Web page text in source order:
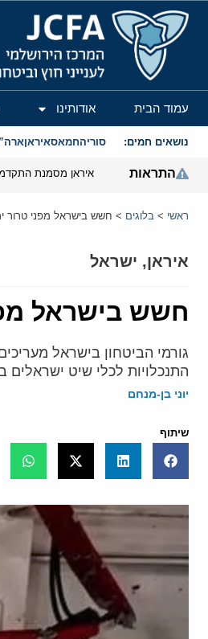
המרכז הירושלמי לענייני
עמוד הבית אודותינו
נושאים חמים: סוריהחמאסאיראן
התראות איראן מסמנת
ראשי > בלוגים > חשש בישראל מפני טרור
איראן, ישראל
חשש בישראל
גורמי הביטחון בישראל
התנכלויות לכלי שיט
יוני בן-מנחם
שיתוף